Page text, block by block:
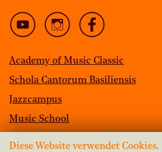
Academy of Music Classic
Schola Cantorum Basiliensis
Jazzcampus
Music School
Diese Website verwendet Cookies.